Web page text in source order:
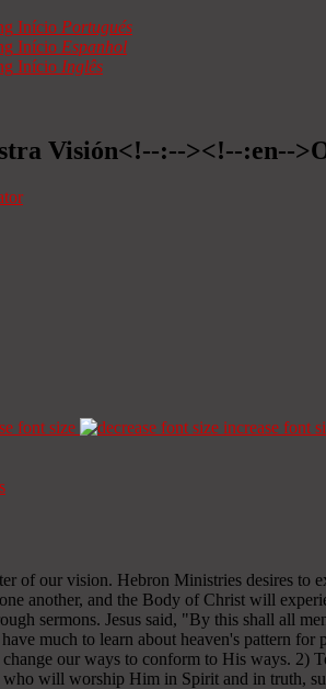
Início Portugués
Início Espanhol
Início Inglês
Visión<!--:--><!--:en--
font size
increase font
of our vision. Hebron Ministries desires
another, and the Body of Christ will
sermons. Jesus said, "By this shall all
much to learn about heaven's pattern
our ways to conform to His ways. 2)
who will worship Him in Spirit and in truth,